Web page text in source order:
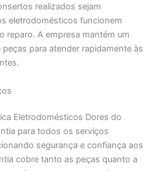
realizados sejam
eletrodomésticos funcionem
reparo. A empresa mantém um
para atender rapidamente às
Eletrodomésticos Dores do
para todos os serviços
segurança e confiança aos
cobre tanto as peças quanto a